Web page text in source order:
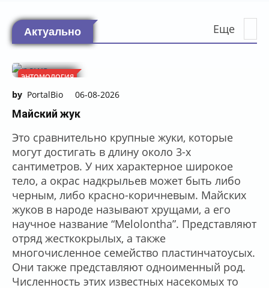
Актуально Еще
ЭНТОМОЛОГИЯ
by PortalBio 06-08-2026
Майский жук
Это сравнительно крупные жуки, которые
могут достигать в длину около 3-х
сантиметров. У них характерное широкое
тело, а окрас надкрыльев может быть либо
черным, либо красно-коричневым. Майских
жуков в народе называют хрущами, а его
научное название “Melolontha”. Представляют
отряд жесткокрылых, а также
многочисленное семейство пластинчатоусых.
Они также представляют одноименный род.
Численность этих известных насекомых то